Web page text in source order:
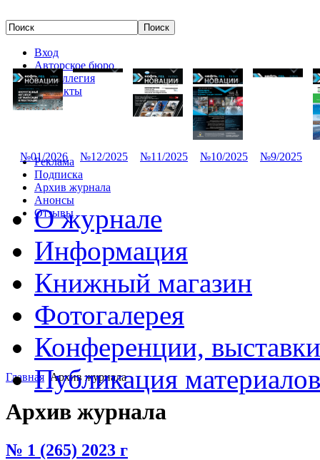
Вход
Авторское бюро
Редколлегия
Контакты
№01/2026 №12/2025 №11/2025 №10/2025 №9/2025
Реклама
Подписка
Архив журнала
Анонсы
Отзывы
О журнале
Информация
Книжный магазин
Фотогалерея
Конференции, выставки
Публикация материалов
Главная Архив журнала
Архив журнала
№ 1 (265) 2023 г